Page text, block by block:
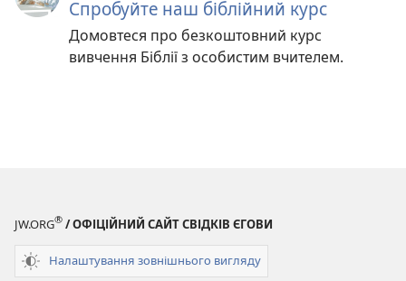
Спробуйте наш біблійний курс
Домовтеся про безкоштовний курс
вивчення Біблії з особистим вчителем.
JW.ORG® / ОФІЦІЙНИЙ САЙТ СВІДКІВ ЄГОВИ
Налаштування зовнішнього вигляду